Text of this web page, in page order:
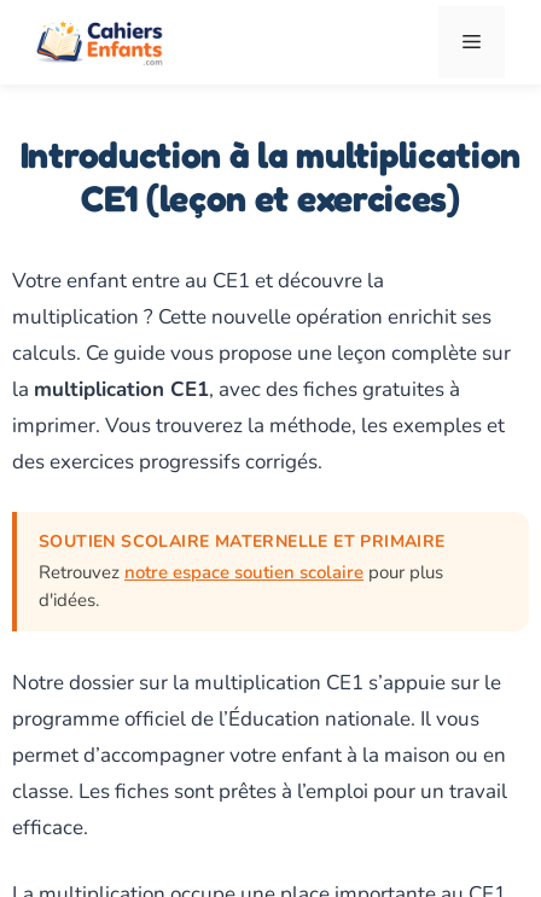
Menu
Introduction à la multiplication
CE1 (leçon et exercices)
Votre enfant entre au CE1 et découvre la
multiplication ? Cette nouvelle opération enrichit ses
calculs. Ce guide vous propose une leçon complète sur
la multiplication CE1, avec des fiches gratuites à
imprimer. Vous trouverez la méthode, les exemples et
des exercices progressifs corrigés.
SOUTIEN SCOLAIRE MATERNELLE ET PRIMAIRE
Retrouvez notre espace soutien scolaire pour plus
d'idées.
Notre dossier sur la multiplication CE1 s’appuie sur le
programme officiel de l’Éducation nationale. Il vous
permet d’accompagner votre enfant à la maison ou en
classe. Les fiches sont prêtes à l’emploi pour un travail
efficace.